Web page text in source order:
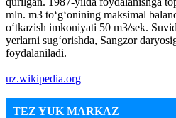
mln. m3 toʻgʻonining maksimal
oʻtkazish imkoniyati 50 m3/sek.
yerlarni sugʻorishda, Sangzor
foydalaniladi.
uz.wikipedia.org
TEZ YUK MARKAZ